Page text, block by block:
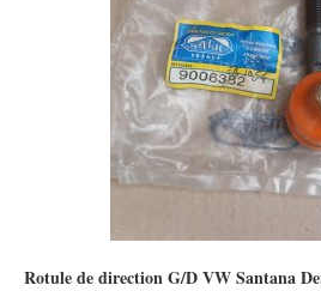
Rotule de direction G/D VW Santana